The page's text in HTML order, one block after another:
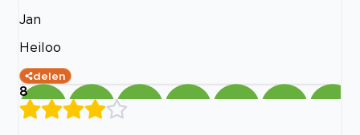
Jan
Heiloo
delen
8